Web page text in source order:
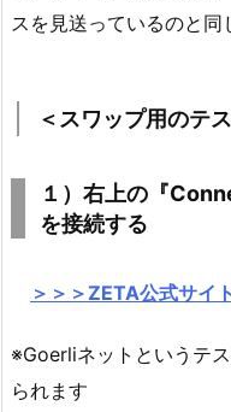
スを見送っているのと同
＜スワップ用のテ
１）右上の『
を接続する
＞＞＞ZETA公式サイ
※Goerliネットというテ
られます